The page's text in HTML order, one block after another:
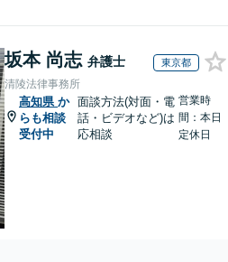
坂本 尚志 弁護士 東京都
清陵法律事務所
高知県 か
らも相談
受付中
面談方法(対面・電
話・ビデオなど)は
応相談
営業時
間：本日
定休日